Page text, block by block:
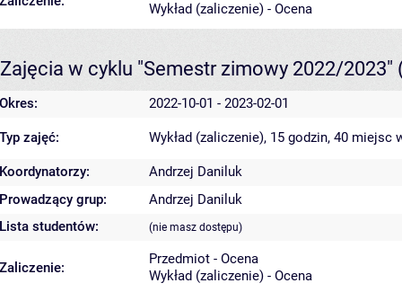
Wykład (zaliczenie) - Ocena
Zajęcia w cyklu "Semestr zimowy 2022/2023"
Okres: 2022-10-01 - 2023-02-01
Typ zajęć: Wykład (zaliczenie), 15 godzin, 40 miejsc
Koordynatorzy:
Andrzej Daniluk
Prowadzący grup:
Andrzej Daniluk
Lista studentów:
(nie masz dostępu)
Zaliczenie:
Przedmiot - Ocena
Wykład (zaliczenie) - Ocena